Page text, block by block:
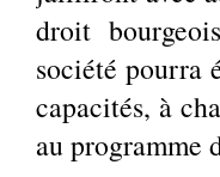
droit
société pourra
capacités, à
au programme